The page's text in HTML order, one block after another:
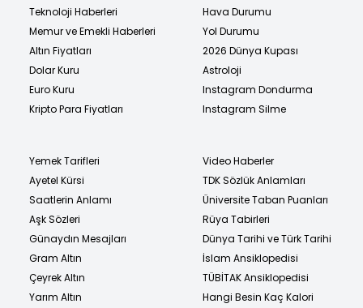
Teknoloji Haberleri
Memur ve Emekli Haberleri
Altın Fiyatları
Dolar Kuru
Euro Kuru
Kripto Para Fiyatları
Hava Durumu
Yol Durumu
2026 Dünya Kupası
Astroloji
Instagram Dondurma
Instagram Silme
Yemek Tarifleri
Ayetel Kürsi
Saatlerin Anlamı
Aşk Sözleri
Günaydın Mesajları
Gram Altın
Çeyrek Altın
Yarım Altın
Video Haberler
TDK Sözlük Anlamları
Üniversite Taban Puanları
Rüya Tabirleri
Dünya Tarihi ve Türk Tarihi
İslam Ansiklopedisi
TÜBİTAK Ansiklopedisi
Hangi Besin Kaç Kalori